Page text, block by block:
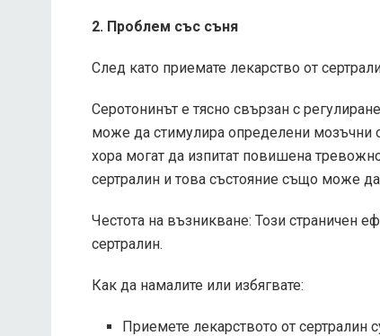
2. Проблем със съня
След като приемате лекарство от
Серотонинът е тясно свързан с
може да стимулира определени мозъчни
хора могат да изпитат повишена
сертралин и това състояние също може
Честота на възникване: Този страничен
сертралин.
Как да намалите или избягвате:
Приемете лекарството от сертралин